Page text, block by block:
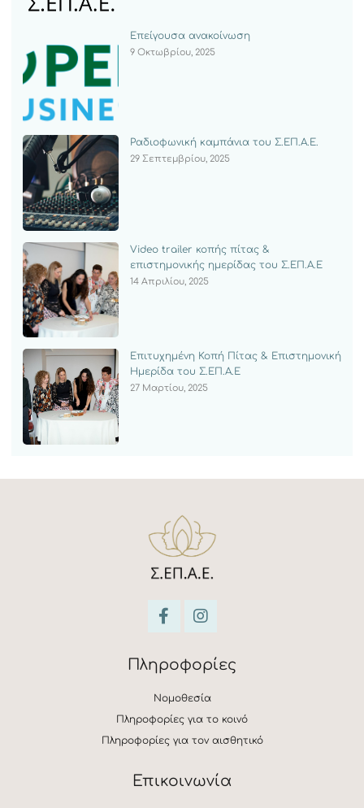
Επείγουσα ανακοίνωση
9 Οκτωβρίου, 2025
Ραδιοφωνική καμπάνια του Σ.ΕΠ.Α.Ε.
29 Σεπτεμβρίου, 2025
Video trailer κοπής πίτας &
επιστημονικής ημερίδας του Σ.ΕΠ.Α.Ε
14 Απριλίου, 2025
Επιτυχημένη Κοπή Πίτας & Επιστημονική
Ημερίδα του Σ.ΕΠ.Α.Ε
27 Μαρτίου, 2025
Πληροφορίες
Νομοθεσία
Πληροφορίες για το κοινό
Πληροφορίες για τον αισθητικό
Επικοινωνία